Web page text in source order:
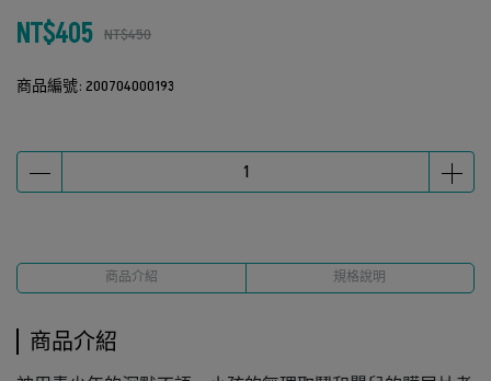
NT$405 NT$450
商品編號: 200704000193
商品介紹 規格說明
商品介紹